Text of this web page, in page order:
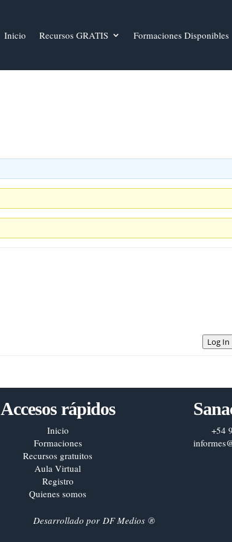
Inicio Recursos GRATIS Formaciones Disponibles
Log In
Accesos rápidos
Inicio
Formaciones
Recursos gratuitos
Aula Virtual
Registro
Quienes somos
+54
Desarrollado por DF Medios®